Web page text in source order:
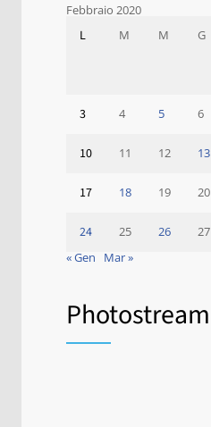
Febbraio 2020
L M M G
3 4 5 6
10 11 12 13
17 18 19 20
24 25 26 27
« Gen
Mar »
Photostream